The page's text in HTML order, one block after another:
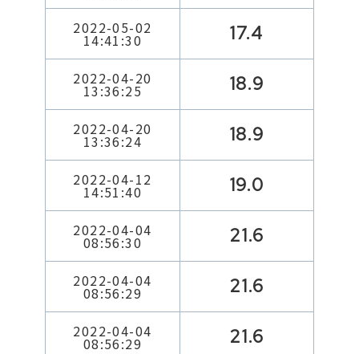
2022-05-02
14:41:30 17.4
2022-04-20
13:36:25 18.9
2022-04-20
13:36:24 18.9
2022-04-12
14:51:40 19.0
2022-04-04
08:56:30 21.6
2022-04-04
08:56:29 21.6
2022-04-04
08:56:29 21.6